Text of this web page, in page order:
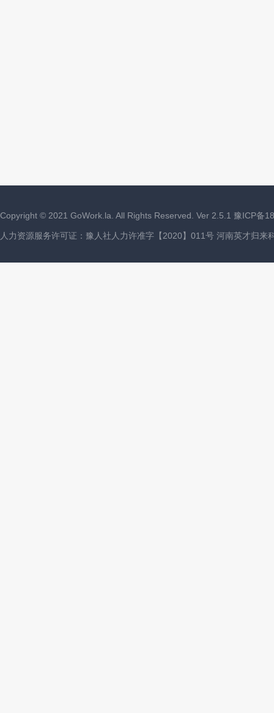
Copyright © 2021 GoWork.la. All Rights Reserved. Ver 2.5.1 豫ICP备
人力资源服务许可证：豫人社人力许准字【2020】011号 河南英才归来